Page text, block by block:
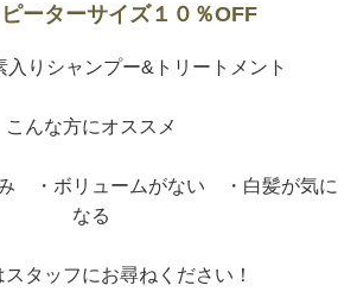
ーターサイズ１０％OFF
入りシャンプー&トリートメント
こんな方にオススメ
み ・ボリュームがない ・白髪が気に
なる
タッフにお尋ねください！